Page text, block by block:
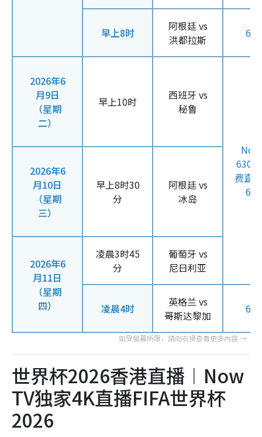
早上8时
阿根廷 vs
洪都拉斯
2026年6
月9日
（星期
二）
早上10时
西班牙 vs
秘鲁
630
费直
2026年6
月10日
（星期
三）
早上8时30
分
阿根廷 vs
冰岛
2026年6
月11日
（星期
四）
凌晨3时45
分
葡萄牙 vs
尼日利亚
凌晨4时
英格兰 vs
哥斯达黎加
世界杯2026香港直播︱Now
TV独家4K直播FIFA世界杯
2026